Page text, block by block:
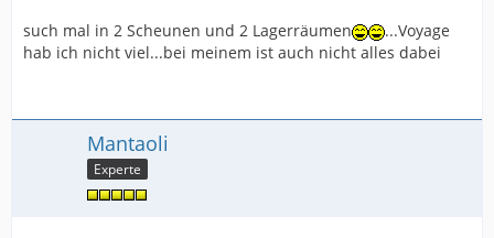
such mal in 2 Scheunen und 2 Lagerräumen
...Voyage
hab ich nicht viel...bei meinem ist auch nicht alles dabei
Mantaoli
Experte